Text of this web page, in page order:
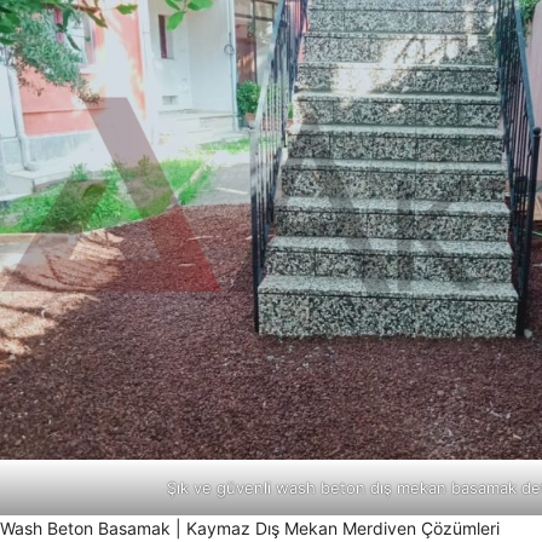
Şık ve güvenli wash beton dış mekan basamak
Wash Beton Basamak | Kaymaz Dış Mekan Merdiven Çözümleri